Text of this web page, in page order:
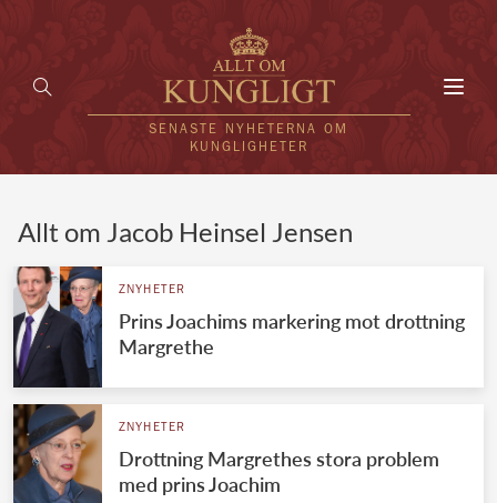
SENASTE NYHETERNA OM
KUNGLIGHETER
UTLÄNDSKT
VÄRLDENS KUNGAHUS
Svenska kungahuset
Brittiska kungahuset
REDAKTION
Allt om Jacob Heinsel Jensen
ZNYHETER
Prins Joachims markering mot drottning
Margrethe
ZNYHETER
Drottning Margrethes stora problem
med prins Joachim